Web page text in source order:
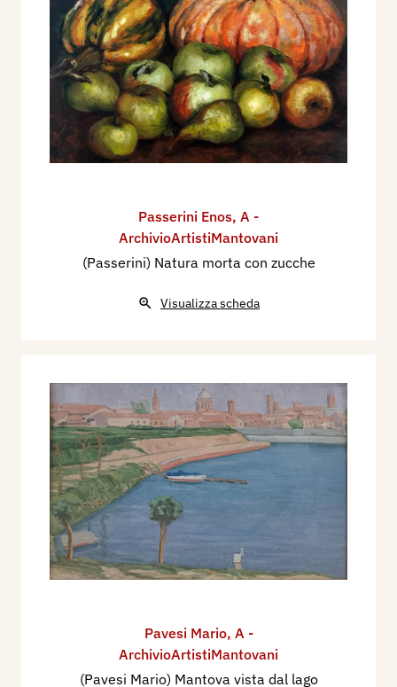
Passerini Enos, A -
ArchivioArtistiMantovani
(Passerini) Natura morta con zucche
Visualizza scheda
Pavesi Mario, A -
ArchivioArtistiMantovani
(Pavesi Mario) Mantova vista dal lago